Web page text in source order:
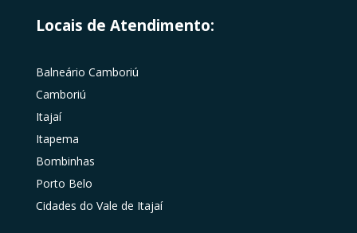
Locais de Atendimento:
Balneário Camboriú
Camboriú
Itajaí
Itapema
Bombinhas
Porto Belo
Cidades do Vale de Itajaí